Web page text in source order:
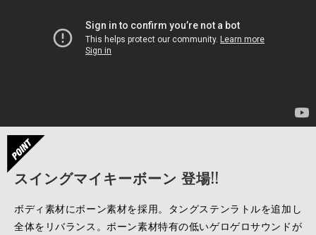
スイングマイキーボーン 登場!!
ボディ素材にボーン素材を採用。タングステンラトルを追加し
全体をリバランス。ボーン素材特有の低いゲロゲロサウンドが